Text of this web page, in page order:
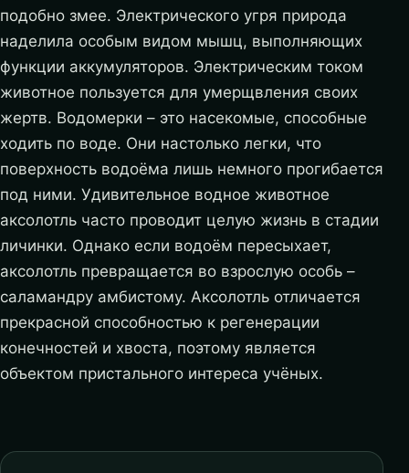
подобно змее. Электрического угря природа
наделила особым видом мышц, выполняющих
функции аккумуляторов. Электрическим током
животное пользуется для умерщвления своих
жертв. Водомерки – это насекомые, способные
ходить по воде. Они настолько легки, что
поверхность водоёма лишь немного прогибается
под ними. Удивительное водное животное
аксолотль часто проводит целую жизнь в стадии
личинки. Однако если водоём пересыхает,
аксолотль превращается во взрослую особь –
саламандру амбистому. Аксолотль отличается
прекрасной способностью к регенерации
конечностей и хвоста, поэтому является
объектом пристального интереса учёных.